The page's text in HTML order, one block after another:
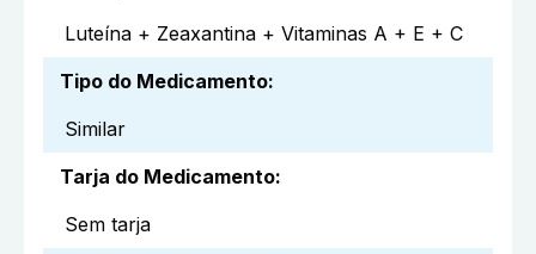
Luteína + Zeaxantina + Vitaminas A + E + C
Tipo do Medicamento:
Similar
Tarja do Medicamento:
Sem tarja